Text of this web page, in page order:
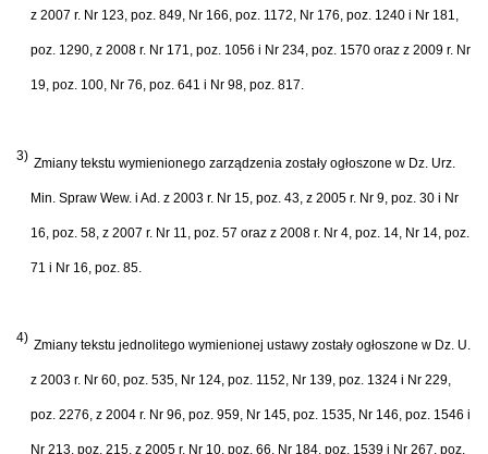
z 2007 r. Nr 123, poz. 849, Nr 166, poz. 1172, Nr 176, poz. 1240 i Nr 181,
poz. 1290, z 2008 r. Nr 171, poz. 1056 i Nr 234, poz. 1570 oraz z 2009 r. Nr
19, poz. 100, Nr 76, poz. 641 i Nr 98, poz. 817.
3) Zmiany tekstu wymienionego zarządzenia zostały ogłoszone w Dz. Urz.
Min. Spraw Wew. i Ad. z 2003 r. Nr 15, poz. 43, z 2005 r. Nr 9, poz. 30 i Nr
16, poz. 58, z 2007 r. Nr 11, poz. 57 oraz z 2008 r. Nr 4, poz. 14, Nr 14, poz.
71 i Nr 16, poz. 85.
4) Zmiany tekstu jednolitego wymienionej ustawy zostały ogłoszone w Dz. U.
z 2003 r. Nr 60, poz. 535, Nr 124, poz. 1152, Nr 139, poz. 1324 i Nr 229,
poz. 2276, z 2004 r. Nr 96, poz. 959, Nr 145, poz. 1535, Nr 146, poz. 1546 i
Nr 213, poz. 215, z 2005 r. Nr 10, poz. 66, Nr 184, poz. 1539 i Nr 267, poz.